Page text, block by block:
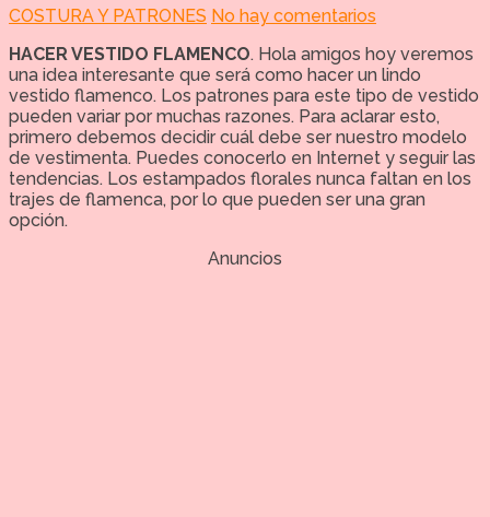
COSTURA Y PATRONES No hay comentarios
HACER VESTIDO FLAMENCO. Hola amigos hoy veremos
una idea interesante que será como hacer un lindo
vestido flamenco. Los patrones para este tipo de vestido
pueden variar por muchas razones. Para aclarar esto,
primero debemos decidir cuál debe ser nuestro modelo
de vestimenta. Puedes conocerlo en Internet y seguir las
tendencias. Los estampados florales nunca faltan en los
trajes de flamenca, por lo que pueden ser una gran
opción.
Anuncios